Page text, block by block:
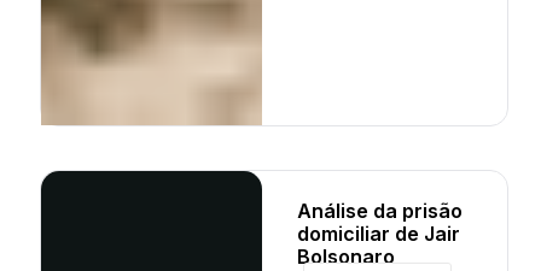
Análise da prisão
domiciliar de Jair
Bolsonaro